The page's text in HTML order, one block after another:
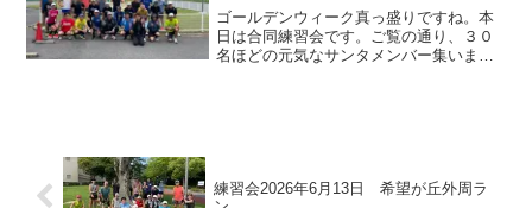
ゴールデンウィーク真っ盛りですね。本
日は合同練習会です。ご覧の通り、３０
名ほどの元気なサンタメンバー集いまし
練習会2026年6月13日 希望が丘外周ラ